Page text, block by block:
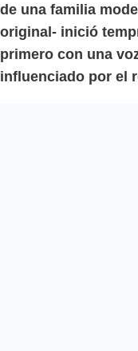
de una familia
original- inició
primero con una
influenciado por el